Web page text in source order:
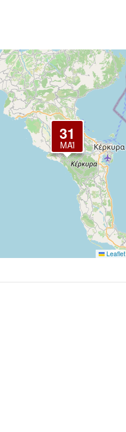
31
ΜΆΙ
Leaflet